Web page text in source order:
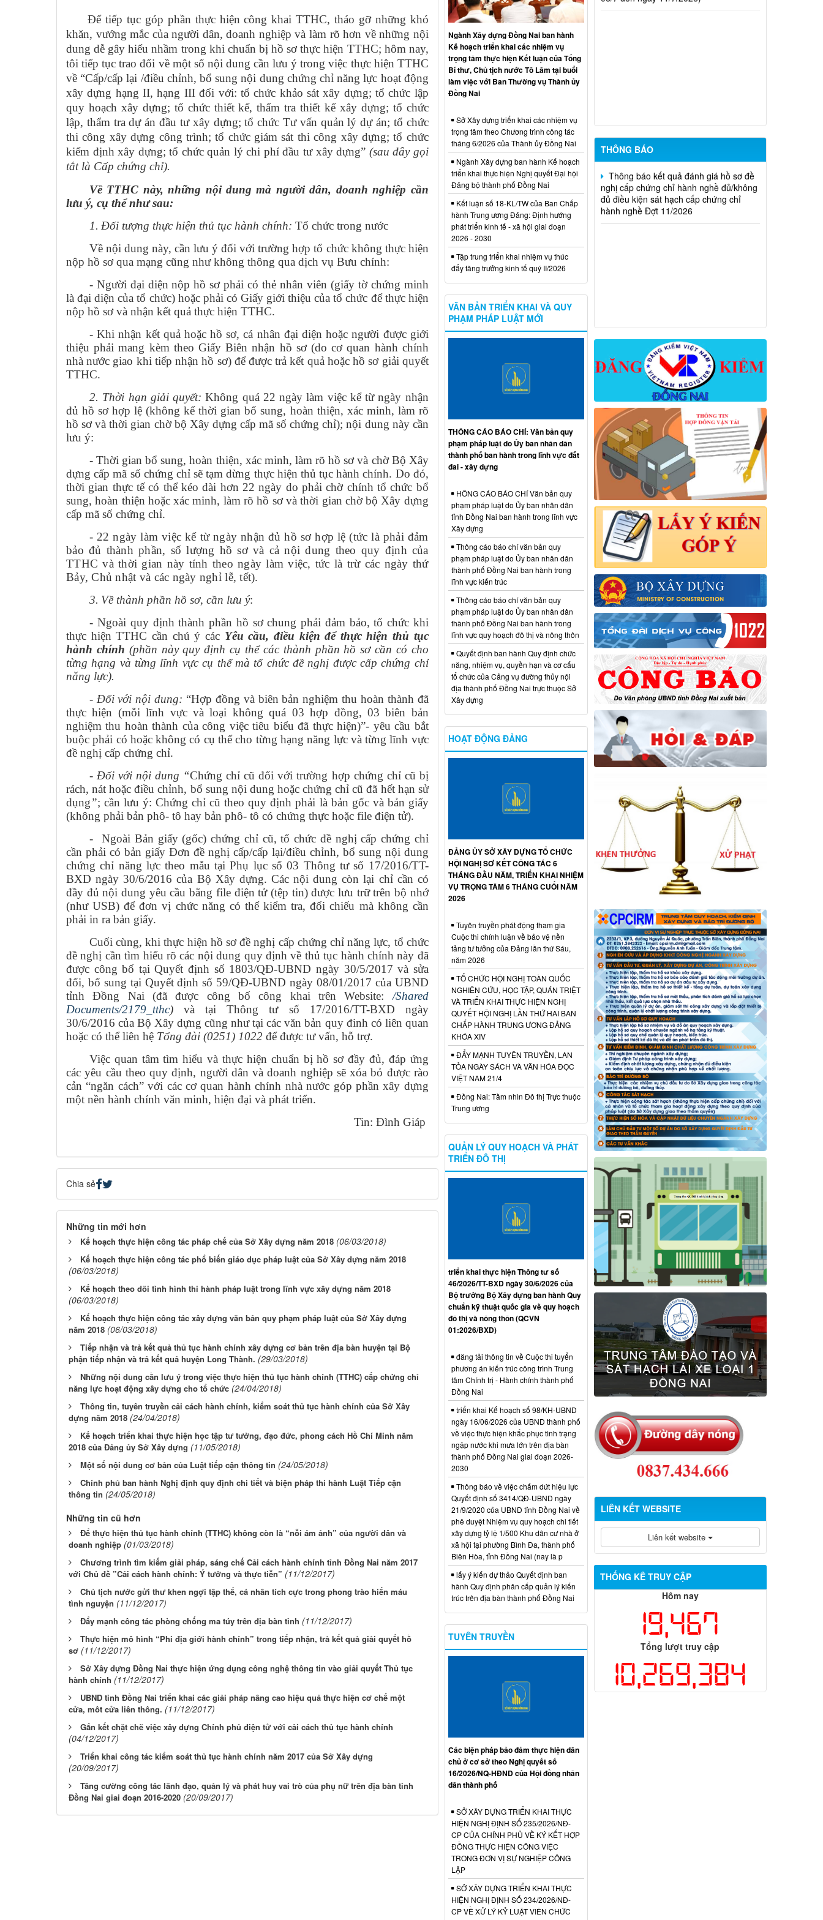
​Để tiếp tục góp phần thực hiện công khai TTHC, tháo gỡ những khó
khăn, vướng mắc của người dân, doanh nghiệp và làm rõ​ hơn về những nội
dung dễ gây hiểu nhầm trong khi chuẩn bị hồ sơ thực hiện TTHC; hôm nay,
tôi tiếp tục trao đổi về một số nội dung cần lưu ý trong việc thực hiện TTHC
về “Cấp/cấp lại /điều chỉnh, bổ sung nội dung chứng chỉ năng lực hoạt động
xây dựng hạng II, hạng III đối với: tổ chức khảo sát xây dựng; tổ chức lập
quy hoạch xây dựng; tổ chức thiết kế, thẩm tra thiết kế xây dựng; tổ chức
lập, thẩm tra dự án đầu tư xây dựng; tổ chức Tư vấn quản lý dự án; tổ chức
thi công xây dựng công trình; tổ chức giám sát thi công xây dựng; tổ chức
kiểm định xây dựng; tổ chức quản lý chi phí đầu tư xây dựng” (sau đây gọi
tắt là Cấp chứng chỉ).
Về TTHC này, những nội dung mà người dân, doanh nghiệp cần
lưu ý, cụ thể như sau:
1. Đối tượng thực hiện thủ tục hành chính: Tổ chức trong nước
Về nội dung này, cần lưu ý đối với trường hợp tổ chức không thực hiện
nộp hồ sơ qua mạng cũng như không thông qua dịch vụ Bưu chính:
- Người đại diện nộp hồ sơ phải có thẻ nhân viên (giấy tờ chứng minh
là đại diện của tổ chức) hoặc phải có Giấy giới thiệu của tổ chức để thực hiện
nộp hồ sơ và nhận kết quả thực hiện TTHC.
- Khi nhận kết quả hoặc hồ sơ, cá nhân đại diện hoặc người được giới
thiệu phải mang kèm theo Giấy Biên nhận hồ sơ (do cơ quan hành chính
nhà nước giao khi tiếp nhận hồ sơ) để được trả kết quả hoặc hồ sơ giải quyết
TTHC.
2. Thời hạn giải quyết: Không quá 22 ngày làm việc kể từ ngày nhận
đủ hồ sơ hợp lệ (không kể thời gian bổ sung, hoàn thiện, xác minh, làm rõ
hồ sơ và thời gian chờ bộ Xây dựng cấp mã số chứng chỉ); nội dung này cần
lưu ý:
- Thời gian bổ sung, hoàn thiện, xác minh, làm rõ hồ sơ và chờ Bộ Xây
dựng cấp mã số chứng chỉsẽ tạm dừng thực hiện thủ tục hành chính. Do đó,
thời gian thực tế có thể kéo dài hơn 22 ngày do phải chờ chính tổ chức bổ
sung, hoàn thiện hoặcxác minh, làm rõ hồ sơ và thời gian chờ bộ Xây dựng
cấp mã số chứng chỉ.
- 22 ngày làm việc kể từ ngày nhận đủ hồ sơ hợp lệ (tức là phải đảm
bảo đủ thành phần, số lượng hồ sơ và cả nội dung theo quy định của
TTHC và thời gian này tính theo ngày làm việc, tức là trừ các ngày thứ
Bảy, Chủ nhật và các ngày nghỉ lễ, tết).
3. Về thành phần hồ sơ, cần lưu ý:
- Ngoài quy định thành phần hồ sơ chung phải đảm bảo, tổ chức khi
thực hiện TTHC cần chú ý các Yêu cầu, điều kiện để thực hiện thủ tục
hành chính (phần này quy định cụ thể các thành phần hồ sơ cần có cho
từng hạng và từng lĩnh vực cụ thể mà tổ chức đề nghị được cấp chứng chỉ
năng lực).
- Đối với nội dung: “Hợp đồng và biên bản nghiệm thu hoàn thành đã
thực hiện (mỗi lĩnh vực và loại không quá 03 hợp đồng, 03 biên bản
nghiệm thu hoàn thành của công việc tiêu biểu đã thực hiện)”- yêu cầu bắt
buộc phải có hoặc không có cụ thể cho từng hạng năng lực và từng lĩnh vực
đề nghị cấp chứng chỉ.
- Đối với nội dung “Chứng chỉ cũ đối với trường hợp chứng chỉ cũ bị
rách, nát hoặc điều chỉnh, bổ sung nội dung hoặc chứng chỉ cũ đã hết hạn sử
dụng”; cần lưu ý: Chứng chỉ cũ theo quy định phải là bản gốc và bản giấy
(không phải bản phô- tô hay bản phô- tô có chứng thực hoặc file điện tử).
-
Ngoài Bản giấy (gốc) chứng chỉ cũ, tổ chức đề nghị cấp chứng chỉ
cần phải có bản giấy Đơn đề nghị cấp/cấp lại/điều chỉnh, bổ sung nội dung
chứng chỉ năng lực theo mẫu tại Phụ lục số 03 Thông tư số 17/2016/TT-
BXD ngày 30/6/2016 của Bộ Xây dựng. Các nội dung còn lại chỉ cần có
đầy đủ nội dung yêu cầu bằng file điện tử (tệp tin) được lưu trữ trên bộ nhớ
(như USB) để đơn vị chức năng có thể kiểm tra, đối chiếu mà không cần
phải in ra bản giấy.
Cuối cùng, khi thực hiện hồ sơ đề nghị cấp chứng chỉ năng lực, tổ chức
đề nghị cần tìm hiểu rõ các nội dung quy định về thủ tục hành chính này đã
được công bố tại Quyết định số 1803/QĐ-UBND ngày 30/5/2017 và sửa
đổi, bổ sung tại Quyết định số 59/QĐ-UBND ngày 08/01/2017 của UBND
tỉnh Đồng Nai (đã được công bố công khai trên Website:/Shared
Documents/2179_tthc)
và tại Thông tư số 17/2016/TT-BXD ngày
30/6/2016 của Bộ Xây dựng cũng như tại các văn bản quy đinh có liên quan
hoặc có thể liên hệ Tổng đài (0251) 1022 để được tư vấn, hỗ trợ.
Việc quan tâm tìm hiểu và thực hiện chuẩn bị hồ sơ đầy đủ, đáp ứng
các yêu cầu theo quy định, người dân và doanh nghiệp sẽ xóa bỏ được rào
cản “ngăn cách” với các cơ quan hành chính nhà nước góp phần xây dựng
một nền hành chính văn minh, hiện đại và phát triển.
Tin: Đình Giáp
Chia sẻ
Những tin mới hơn
Kế hoạch thực hiện công tác pháp chế của Sở Xây dựng năm 2018 (06/03/2018)
Kế hoạch thực hiện công tác phổ biến giáo dục pháp luật của Sở Xây dựng năm 2018
(06/03/2018)
Kế hoạch theo dõi tình hình thi hành pháp luật trong lĩnh vực xây dựng năm 2018
(06/03/2018)
Kế hoạch thực hiện công tác xây dựng văn bản quy phạm pháp luật của Sở Xây dựng
năm 2018 (06/03/2018)
Tiếp nhận và trả kết quả thủ tục hành chính xây dựng cơ bản trên địa bàn huyện tại Bộ
phận tiếp nhận và trả kết quả huyện Long Thành. (29/03/2018)
Những nội dung cần lưu ý trong việc thực hiện thủ tục hành chính (TTHC) cấp chứng chỉ
năng lực hoạt động xây dựng cho tổ chức (24/04/2018)
Thông tin, tuyên truyền cải cách hành chính, kiểm soát thủ tục hành chính của Sở Xây
dựng năm 2018 (24/04/2018)
Kế hoạch triển khai thực hiện học tập tư tưởng, đạo đức, phong cách Hồ Chí Minh năm
2018 của Đảng ủy Sở Xây dựng (11/05/2018)
Một số nội dung cơ bản của Luật tiếp cận thông tin (24/05/2018)
Chính phủ ban hành Nghị định quy định chi tiết và biện pháp thi hành Luật Tiếp cận
thông tin (24/05/2018)
Những tin cũ hơn
Để thực hiện thủ tục hành chính (TTHC) không còn là “nỗi ám ảnh” của người dân và
doanh nghiệp (01/03/2018)
Chương trình tìm kiếm giải pháp, sáng chế Cải cách hành chính tỉnh Đồng Nai năm 2017
với Chủ đề ”Cải cách hành chính: Ý tưởng và thực tiễn” (11/12/2017)
Chủ tịch nước gửi thư khen ngợi tập thể, cá nhân tích cực trong phong trào hiến máu
tình nguyện (11/12/2017)
Đẩy mạnh công tác phòng chống ma túy trên địa bàn tỉnh (11/12/2017)
Thực hiện mô hình “Phi địa giới hành chính” trong tiếp nhận, trả kết quả giải quyết hồ
sơ (11/12/2017)
Sở Xây dựng Đồng Nai thực hiện ứng dụng công nghệ thông tin vào giải quyết Thủ tục
hành chính (11/12/2017)
UBND tỉnh Đồng Nai triển khai các giải pháp nâng cao hiệu quả thực hiện cơ chế một
cửa, môt cửa liên thông. (11/12/2017)
Gắn kết chặt chẽ việc xây dựng Chính phủ điện tử với cải cách thủ tục hành chính
(04/12/2017)
Triển khai công tác kiểm soát thủ tục hành chính năm 2017 của Sở Xây dựng
(20/09/2017)
Tăng cường công tác lãnh đạo, quản lý và phát huy vai trò của phụ nữ trên địa bàn tỉnh
Đồng Nai giai đoạn 2016-2020 (20/09/2017)
THÔNG BÁO
hành nghề hoạt động xây dựng (Đợt
nghị cấp chứng chỉ hành nghề đủ/không
đủ điều kiện sát hạch cấp chứng chỉ
hành nghề Đợt 11/2026
LIÊN KẾT WEBSITE
Liên kết website
THỐNG KÊ TRUY CẬP
Hôm nay
19,467
Tổng lượt truy cập
10,269,384
Ngành Xây dựng Đồng Nai ban hành
Kế hoạch triển khai các nhiệm vụ
trọng tâm thực hiện Kết luận của Tổng
Bí thư, Chủ tịch nước Tô Lâm tại buổi
làm việc với Ban Thường vụ Thành ủy
Đồng Nai
Sở Xây dựng triển khai các nhiệm vụ
trọng tâm theo Chương trình công tác
tháng 6/2026 của Thành ủy Đồng Nai
Ngành Xây dựng ban hành Kế hoạch
triển khai thực hiện Nghị quyết Đại hội
Đảng bộ thành phố Đồng Nai
Kết luận số 18-KL/TW của Ban Chấp
hành Trung ương Đảng: Định hướng
phát triển kinh tế - xã hội giai đoạn
2026 - 2030
Tập trung triển khai nhiệm vụ thúc
đẩy tăng trưởng kinh tế quý II/2026
VĂN BẢN TRIỂN KHAI VÀ QUY
PHẠM PHÁP LUẬT MỚI
THÔNG CÁO BÁO CHÍ: Văn bản quy
phạm pháp luật do Ủy ban nhân dân
thành phố ban hành trong lĩnh vực đất
đai - xây dựng
HÔNG CÁO BÁO CHÍ Văn bản quy
phạm pháp luật do Ủy ban nhân dân
tỉnh Đồng Nai ban hành trong lĩnh vực
Xây dựng
Thông cáo báo chí văn bản quy
phạm pháp luật do Ủy ban nhân dân
thành phố Đồng Nai ban hành trong
lĩnh vực kiến trúc
Thông cáo báo chí văn bản quy
phạm pháp luật do Ủy ban nhân dân
thành phố Đồng Nai ban hành trong
lĩnh vực quy hoạch đô thị và nông thôn
Quyết định ban hành Quy định chức
năng, nhiệm vụ, quyền hạn và cơ cấu
tổ chức của Cảng vụ đường thủy nội
địa thành phố Đồng Nai trực thuộc Sở
Xây dựng
HOẠT ĐỘNG ĐẢNG
ĐẢNG ỦY SỞ XÂY DỰNG TỔ CHỨC
HỘI NGHỊ SƠ KẾT CÔNG TÁC 6
THÁNG ĐẦU NĂM, TRIỂN KHAI NHIỆM
VỤ TRỌNG TÂM 6 THÁNG CUỐI NĂM
2026
Tuyên truyền phát động tham gia
Cuộc thi chính luận về bảo vệ nền
tảng tư tưởng của Đảng lần thứ Sáu,
năm 2026
TỔ CHỨC HỘI NGHỊ TOÀN QUỐC
NGHIÊN CỨU, HỌC TẬP, QUÁN TRIỆT
VÀ TRIỂN KHAI THỰC HIỆN NGHỊ
QUYẾT HỘI NGHỊ LẦN THỨ HAI BAN
CHẤP HÀNH TRUNG ƯƠNG ĐẢNG
KHÓA XIV
ĐẨY MẠNH TUYÊN TRUYỀN, LAN
TỎA NGÀY SÁCH VÀ VĂN HÓA ĐỌC
VIỆT NAM 21/4
Đồng Nai: Tầm nhìn Đô thị Trực thuộc
Trung ương
QUẢN LÝ QUY HOẠCH VÀ PHÁT
TRIỂN ĐÔ THỊ
triển khai thực hiện Thông tư số
46/2026/TT-BXD ngày 30/6/2026 của
Bộ trưởng Bộ Xây dựng ban hành Quy
chuẩn kỹ thuật quốc gia về quy hoạch
đô thị và nông thôn (QCVN
01:2026/BXD)
đăng tải thông tin về Cuộc thi tuyển
phương án kiến trúc công trình Trung
tâm Chính trị - Hành chính thành phố
Đồng Nai
triển khai Kế hoạch số 98/KH-UBND
ngày 16/06/2026 của UBND thành phố
về việc thực hiện khắc phục tình trạng
ngập nước khi mưa lớn trên địa bàn
thành phố Đồng Nai giai đoạn 2026-
2030
Thông báo về việc chấm dứt hiệu lực
Quyết định số 3414/QĐ-UBND ngày
21/9/2020 của UBND tỉnh Đồng Nai về
phê duyệt Nhiệm vụ quy hoạch chi tiết
xây dựng tỷ lệ 1/500 Khu dân cư nhà ở
xã hội tại phường Bình Đa, thành phố
Biên Hòa, tỉnh Đồng Nai (nay là p
lấy ý kiến dự thảo Quyết định ban
hành Quy định phân cấp quản lý kiến
trúc trên địa bàn thành phố Đồng Nai
TUYÊN TRUYỀN
Các biện pháp bảo đảm thực hiện dân
chủ ở cơ sở theo Nghị quyết số
16/2026/NQ-HĐND của Hội đồng nhân
dân thành phố
SỞ XÂY DỰNG TRIỂN KHAI THỰC
HIỆN NGHỊ ĐỊNH SỐ 235/2026/NĐ-
CP CỦA CHÍNH PHỦ VỀ KÝ KẾT HỢP
ĐỒNG THỰC HIỆN CÔNG VIỆC
TRONG ĐƠN VỊ SỰ NGHIỆP CÔNG
LẬP
SỞ XÂY DỰNG TRIỂN KHAI THỰC
HIỆN NGHỊ ĐỊNH SỐ 234/2026/NĐ-
CP VỀ XỬ LÝ KỶ LUẬT VIÊN CHỨC